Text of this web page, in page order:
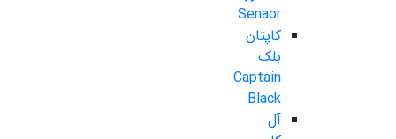
Senaor
کاپتان
بلک
Captain
Black
آل